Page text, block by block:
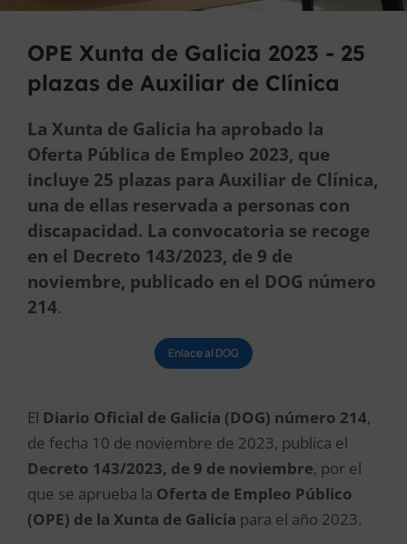
OPE Xunta de Galicia 2023 - 25
plazas de Auxiliar de Clínica
La Xunta de Galicia ha aprobado la
Oferta Pública de Empleo 2023, que
incluye 25 plazas para Auxiliar de Clínica,
una de ellas reservada a personas con
discapacidad. La convocatoria se recoge
en el Decreto 143/2023, de 9 de
noviembre, publicado en el DOG número
214.
Enlace al DOG
El Diario Oficial de Galicia (DOG) número 214,
de fecha 10 de noviembre de 2023, publica el
Decreto 143/2023, de 9 de noviembre, por el
que se aprueba la Oferta de Empleo Público
(OPE) de la Xunta de Galicia para el año 2023.